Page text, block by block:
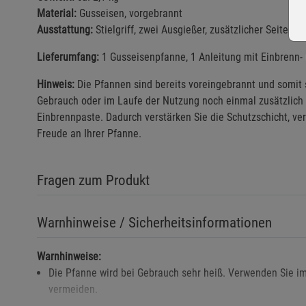
Material: Gusseisen, vorgebrannt
Ausstattung: Stielgriff, zwei Ausgießer, zusätzlicher Seitengriff
Lieferumfang: 1 Gusseisenpfanne, 1 Anleitung mit
Hinweis: Die Pfannen sind bereits voreingebrannt und
Gebrauch oder im Laufe der Nutzung noch einmal
Einbrennpaste. Dadurch verstärken Sie die Schutzschicht,
Freude an Ihrer Pfanne.
Fragen zum Produkt
Warnhinweise / Sicherheitsinformationen
Warnhinweise:
Die Pfanne wird bei Gebrauch sehr heiß. Verwenden Sie
vermeiden.